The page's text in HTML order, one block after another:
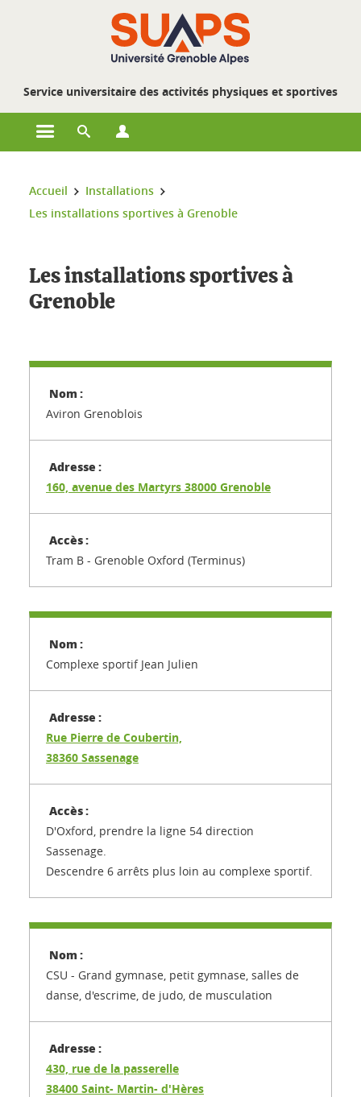
Service universitaire des activités physiques et sportives
Ouvrir le menu principal
Ouvrir le moteur de recherche
Vous êtes ici :
Accueil
Installations
Les installations sportives à Grenoble
Les installations sportives à
Grenoble
Aviron Grenoblois
160, avenue des Martyrs 38000 Grenoble
Tram B - Grenoble Oxford (Terminus)
Complexe sportif Jean Julien
Rue Pierre de Coubertin,
38360 Sassenage
D'Oxford, prendre la ligne 54 direction
Sassenage.
Descendre 6 arrêts plus loin au complexe sportif.
CSU - Grand gymnase, petit gymnase, salles de
danse, d'escrime, de judo, de musculation
430, rue de la passerelle
38400 Saint- Martin- d'Hères